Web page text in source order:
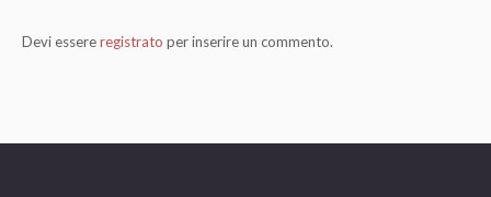
Devi essereregistrato per inserire un commento.